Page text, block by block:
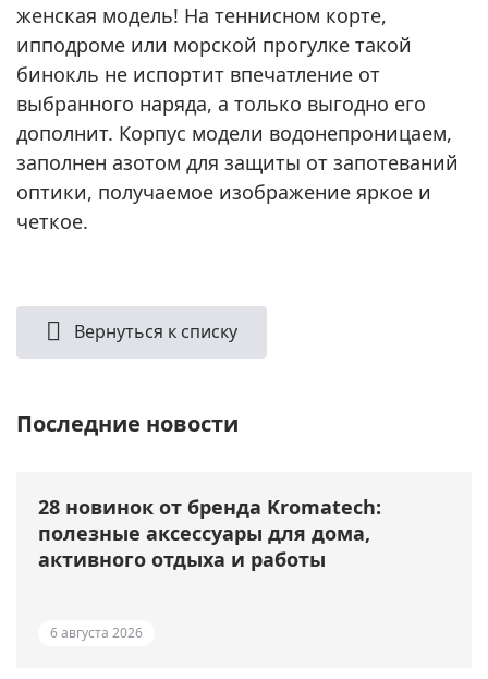
женская модель! На теннисном корте,
ипподроме или морской прогулке такой
бинокль не испортит впечатление от
выбранного наряда, а только выгодно его
дополнит. Корпус модели водонепроницаем,
заполнен азотом для защиты от запотеваний
оптики, получаемое изображение яркое и
четкое.
Вернуться к списку
Последние новости
28 новинок от бренда Kromatech:
полезные аксессуары для дома,
активного отдыха и работы
6 августа 2026